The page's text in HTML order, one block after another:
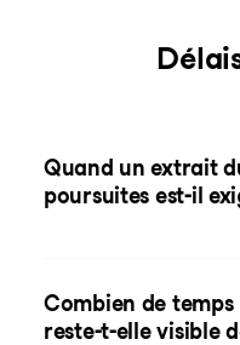
Quand un extrait
poursuites est-il
Combien de
reste-t-elle visible